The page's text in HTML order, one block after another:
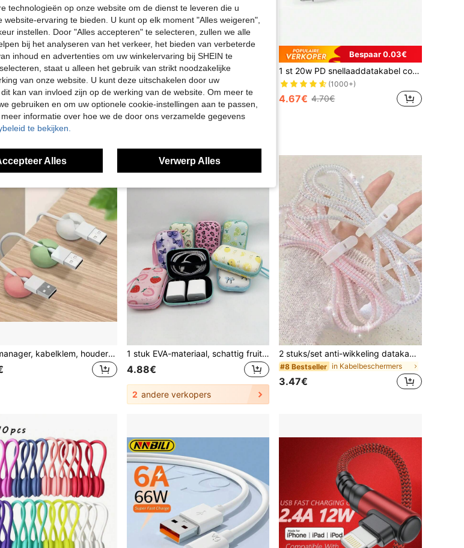
USB-C naar Lightning snellaadkabel | Compatibel met iPhone 14/13/12/11 Pro Max/XR/XS/X/8/7/6 Plus/SE, Type-C autolader CarPlay datakabel, compatibel met Apple datakabel, ondersteunt PD snelladen, compatibel met 14 oplaadkabel, compatibel met 13/12 Plus telefoons, compatibel met iPad 11 tablet Lightning naar Type-C oplaadkabel
(1000+) #5 Bestseller in Kabelbeschermers
3.58€
Veel terugkerende klanten
Bespaar 0.03€
1 st 20w PD snellaaddatakabel compatibel met iPhone 14 Pro Max, 14 Pro, 14 Plus, 13 Pro Max, 13 Pro, 13, 12 Pro, 12, 11, XS, XR, 8 Plus, 8, 7, 6, 5, SE, compatibel met iPad Lightning MFI-gecertificeerd
(1000+)
4.67€ 4.70€
Kabelmanager, kabelklem, houder voor desktopcomputer, zelfklevende kabelmanager en opladerhouder. Accessoires voor kabelmanagement op nachtkastjes, aan de muur, in de auto en op kantoor. Kabelorganizer. 1 stuk EVA-materiaal, schattig fruitpatroon, oortelefoonhoesje met rits, interessant ontwerp, opbergdoos voor oplader, geschikt voor AirPods, Bluetooth-koptelefoons, kabels, USB-sticks en andere kleine elektronica, valbestendig, multifunctionele organizer voor digitale accessoires, draagbaar reismuntenvakje voor op vakantie, kabelorganizer voor buitenactiviteiten, opladeraccessoires, reisbenodigdheden
4.88€
2 andere verkopers
2 stuks/set anti-wikkeling datakabelbeschermer & binders, universele siliconen spiraalkabelbeschermer en USB-draadbescherming, opladerkabelorganizer, duurzame kabelwikkel voor meerdere oplaadkabels, bureaublad draadopbergbeheer, voorkomt rafelen en beschadiging
#8 Bestseller in Kabelbeschermers
3.47€
technologieën op onze website om de dienst te leveren die u
ervaring te bieden. U kunt op elk moment "Alles weigeren",
instellen. Door "Alles accepteren" te selecteren, zullen we alle
bij het analyseren van het verkeer, het bieden van verbeterde
inhoud en advertenties om uw winkelervaring bij SHEIN te
staat u alleen het gebruik van strikt noodzakelijke
van onze website. U kunt deze uitschakelen door uw
kan van invloed zijn op de werking van de website. Om meer te
gebruiken en om uw optionele cookie-instellingen aan te passen,
informatie over hoe we de door ons verzamelde gegevens
te bekijken.
Alles Verwerp Alles